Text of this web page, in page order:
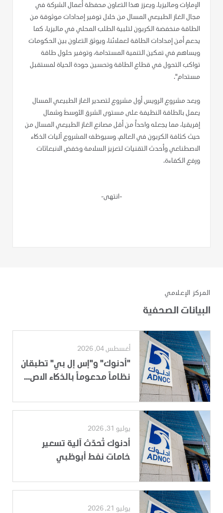
الإمارات وماليزيا. ويعزز هذا التعاون محفظة أعمال الشركة في
مجال الغاز الطبيعي المسال من خلال توفير إمدادات موثوقة من
الطاقة منخفضة الكربون لتلبية الطلب المحلي في ماليزيا، كما
يدعم أمن إمدادات الطاقة لعملائنا، ويوثق التعاون بين الحكومات
ويساهم في تمكين التنمية المستدامة، وتوفير حلول طاقة
تواكب التحول في قطاع الطاقة وتحسين جودة الحياة لمستقبل
مستدام".
ويعد مشروع الرويس أول مشروع لتصدير الغاز الطبيعي المسال
يعمل بالطاقة النظيفة على مستوى الشرق الأوسط وشمال
إفريقيا، مما يجعله واحداً من أقل مصانع الغاز الطبيعي المسال من
حيث كثافة الكربون في العالم. وسيوظف المشروع آليات الذكاء
الاصطناعي وأحدث التقنيات لتعزيز السلامة وخفض الانبعاثات
ورفع الكفاءة.
-انتهى-
المركز الإعلامي
البيانات الصحفية
أغسطس 04, 2026
"أدنوك" و"إس إل بي" تطبقان
نظاماً مدعوماً بالذكاء الاص...
يوليو 31, 2026
أدنوك تُحدّث آلية تسعير
خامات نفط أبوظبي
يوليو 21, 2026